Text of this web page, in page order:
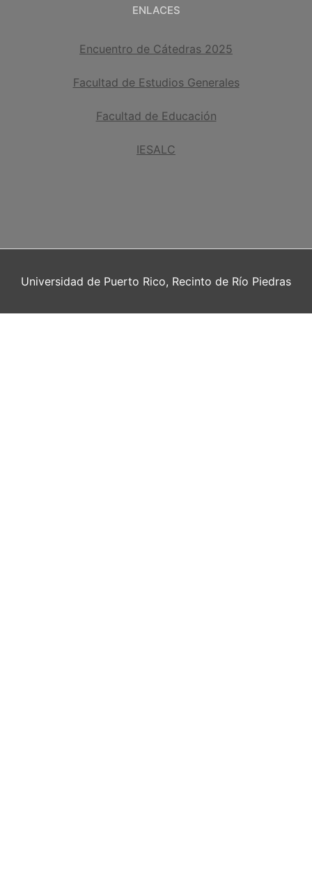
ENLACES
Encuentro de Cátedras 2025
Facultad de Estudios Generales
Facultad de Educación
IESALC
Universidad de Puerto Rico, Recinto de Río Piedras